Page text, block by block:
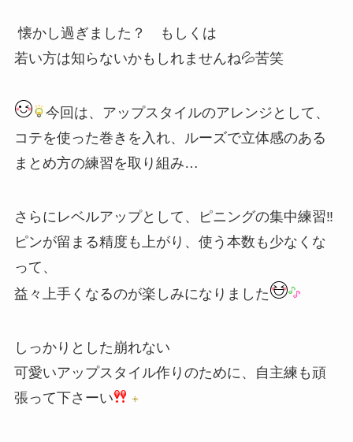
懐かし過ぎました？ もしくは
若い方は知らないかもしれませんね💦苦笑
今回は、アップスタイルのアレンジとして、
コテを使った巻きを入れ、ルーズで立体感のある
まとめ方の練習を取り組み…
さらにレベルアップとして、ピニングの集中練習‼️
ピンが留まる精度も上がり、使う本数も少なくな
って、
益々上手くなるのが楽しみになりました
しっかりとした崩れない
可愛いアップスタイル作りのために、自主練も頑
張って下さーい